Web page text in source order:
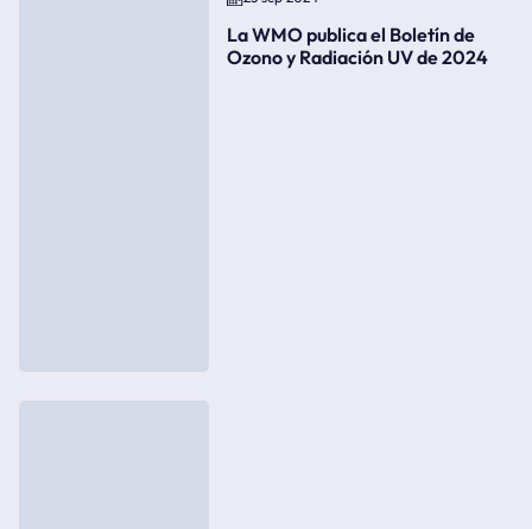
La WMO publica el Boletín de
Ozono y Radiación UV de 2024